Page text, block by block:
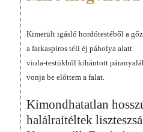
Kimerült igásló hordótestéből a gőz
a farkaspiros téli éj páholya alatt
viola-testükből kihántott
vonja be előttem a falat.
Kimondhatatlan
halálraítéltek